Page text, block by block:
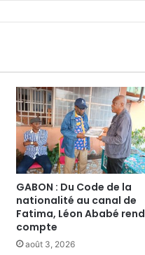
GABON : Du Code de la
nationalité au canal de
Fatima, Léon Ababé rend
compte
août 3, 2026